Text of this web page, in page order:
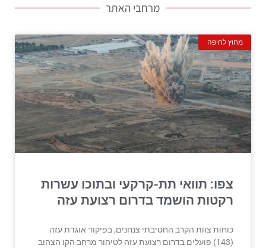
מרחבי האתר
מחוץ לחיפה
צפו: תוואי תת-קרקעי ובתוכו עשרות
רקטות הושמד בדרום רצועת עזה
כוחות צוות הקרב החטיבתי צנחנים, בפיקוד אוגדת עזה
(143) פועלים בדרום רצועת עזה לטיהור מרחב הקו הצהוב